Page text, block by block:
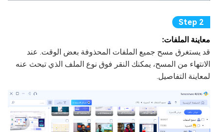
معاينة الملفات:
قد يستغرق مسح جميع الملفات المحذوفة بعض الوقت. عند
الانتهاء من المسح، يمكنك النقر فوق نوع الملف الذي تبحث عنه
لمعاينة التفاصيل.